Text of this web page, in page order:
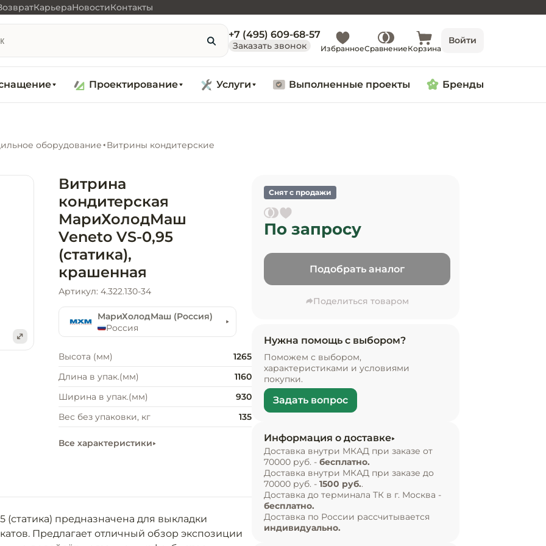
КарьераНовостиКонтакты
+7 (495) 609-68-57
Заказать звонок ИзбранноеСравнениеКорзина
Войти
Проектирование Услуги Выполненные проекты Бренды
оборудование Витрины кондитерские
Витрина
кондитерская
МариХолодМаш
Veneto VS-0,95
(статика),
крашенная
Артикул: 4.322.130-34
МариХолодМаш (Россия)
Россия
Высота (мм)
1265
Длина в упак.(мм)
1160
Ширина в упак.(мм)
930
Вес без упаковки, кг
135
Все характеристики
предназначена для выкладки
Предлагает отличный обзор экспозиции
По запросу
Снят с продажи
Подобрать аналог
Поделиться товаром
Нужна помощь с выбором?
Поможем с выбором,
характеристиками и условиями
покупки.
Задать вопрос
Информация о доставке
Доставка внутри МКАД при заказе от
70000 руб. - бесплатно.
Доставка внутри МКАД при заказе до
70000 руб. - 1500 руб..
Доставка до терминала ТК в г. Москва -
бесплатно.
Доставка по России рассчитывается
индивидуально.